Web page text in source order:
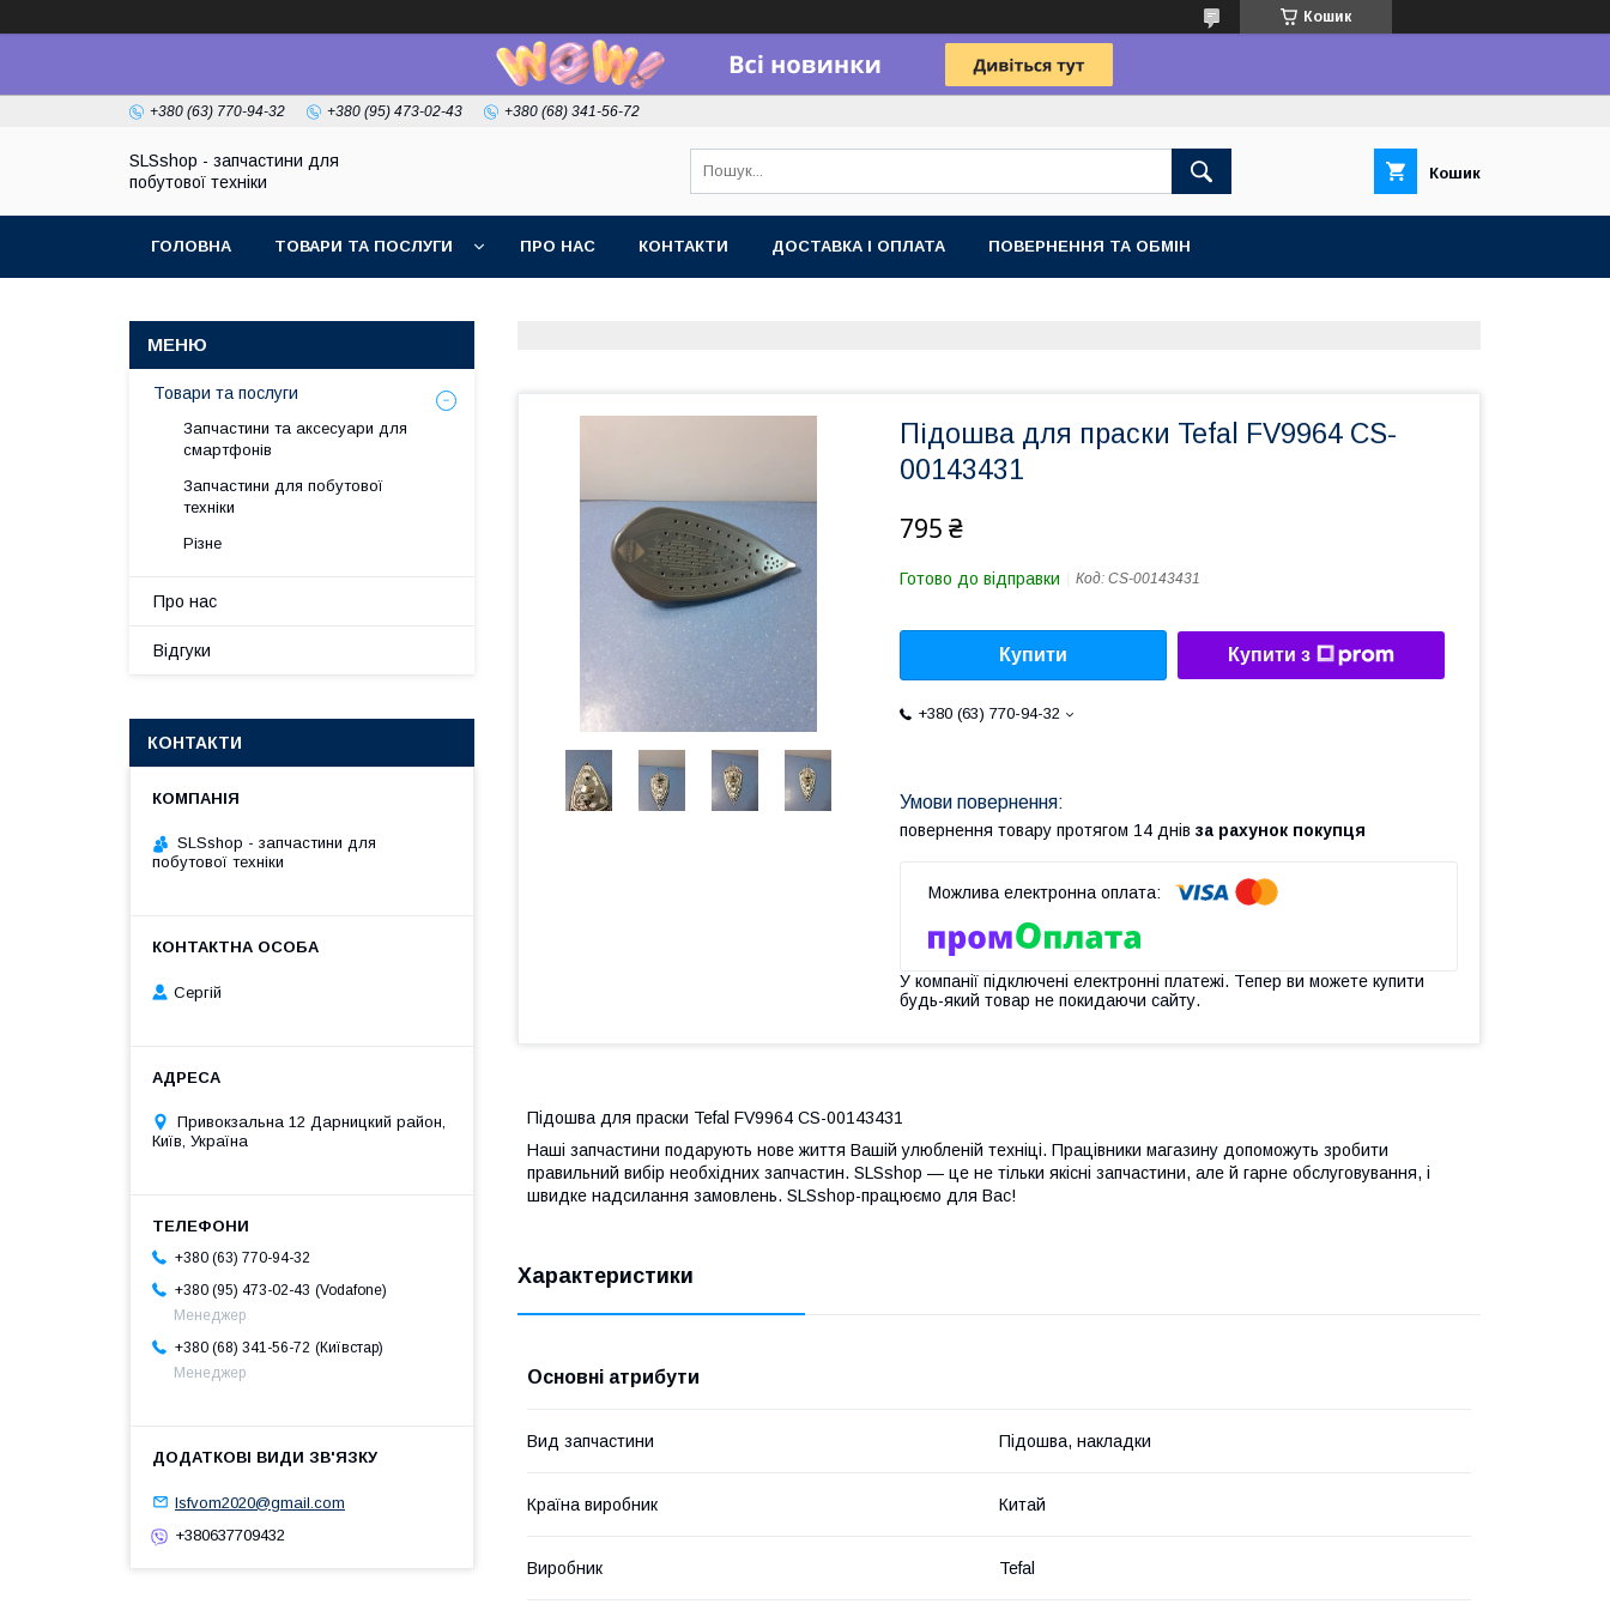
Кошик
+380 (63) 770-94-32 +380 (95) 473-02-43 +380 (68) 341-56-72
SLSshop - запчастини для
побутової техніки
Кошик
ГОЛОВНА ТОВАРИ ТА ПОСЛУГИ ПРО НАС КОНТАКТИ ДОСТАВКА І ОПЛАТА ПОВЕРНЕННЯ ТА ОБМІН
Підошва для праски Tefal FV9964 CS-
00143431
795 ₴
Готово до відправки Код: CS-00143431
Купити Купити з
+380 (63) 770-94-32
повернення товару протягом 14 днів за рахунок покупця
У компанії підключені електронні платежі. Тепер ви можете купити
будь-який товар не покидаючи сайту.
Підошва для праски Tefal FV9964 CS-00143431
Наші запчастини подарують нове життя Вашій улюбленій техніці. Працівники магазину допоможуть зробити
правильний вибір необхідних запчастин. SLSshop — це не тільки якісні запчастини, але й гарне обслуговування, і
швидке надсилання замовлень. SLSshop-працюємо для Вас!
Характеристики
Основні атрибути
Вид запчастини Підошва, накладки
Країна виробник Китай
Виробник Tefal
Товари та послуги
Запчастини та аксесуари для
смартфонів
Запчастини для побутової
техніки
Різне
Про нас
Відгуки
КОНТАКТИ
SLSshop - запчастини для
побутової техніки
Сергій
Привокзальна 12 Дарницкий район,
Київ, Україна
+380 (63) 770-94-32
+380 (95) 473-02-43
Vodafone
Менеджер
+380 (68) 341-56-72
Київстар
Менеджер
lsfvom2020@gmail.com
+380637709432